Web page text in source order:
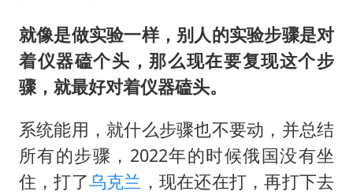
就像是做实验一样，别人的实验步骤是对
着仪器磕个头，那么现在要复现这个步
骤，就最好对着仪器磕头。
系统能用，就什么步骤也不要动，并总结
所有的步骤，2022年的时候俄国没有坐
住，打了乌克兰 ，现在还在打，再打下去